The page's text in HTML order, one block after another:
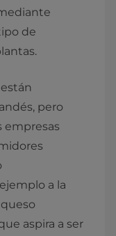
de
pero
empresas
a la
aspira a ser